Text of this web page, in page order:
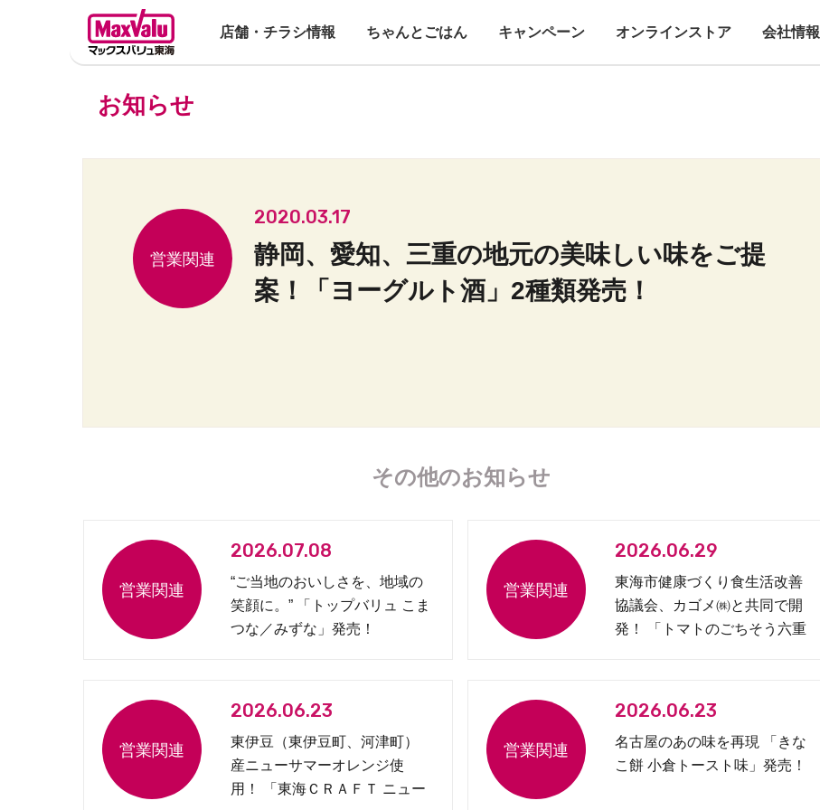
店舗・チラシ情報 ちゃんとごはん キャンペーン オンラインストア 会社情報
お知らせ
2020.03.17
静岡、愛知、三重の地元の美味しい味をご提
案！「ヨーグルト酒」2種類発売！
その他のお知らせ
2026.07.08
“ご当地のおいしさを、地域の
笑顔に。” 「トップバリュ こま
つな／みずな」発売！
2026.06.29
東海市健康づくり食生活改善
協議会、カゴメ㈱と共同で開
発！ 「トマトのごちそう六重
2026.06.23
東伊豆（東伊豆町、河津町）
産ニューサマーオレンジ使
用！ 「東海ＣＲＡＦＴ ニュー
2026.06.23
名古屋のあの味を再現 「きな
こ餅 小倉トースト味」発売！